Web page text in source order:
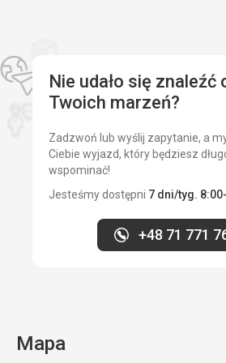
Nie udało się
Twoich marzeń?
Zadzwoń lub wyślij zapytanie, a
Ciebie wyjazd, który będziesz
wspominać!
Jesteśmy dostępni 7 dni/tyg.
+48 71 771
Mapa